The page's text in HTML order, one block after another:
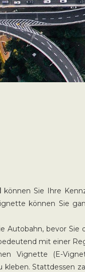
können Sie Ihre
können Sie
Autobahn, bevor
mit einer
Vignette (E-
Stattdessen